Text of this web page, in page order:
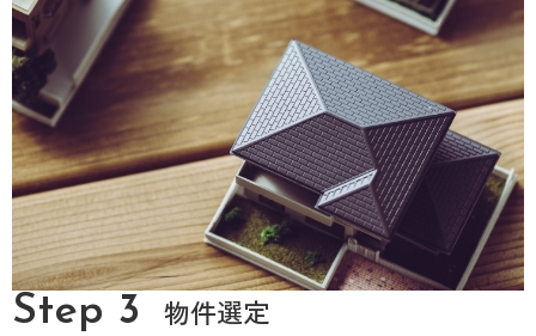
Step 3 物件選定